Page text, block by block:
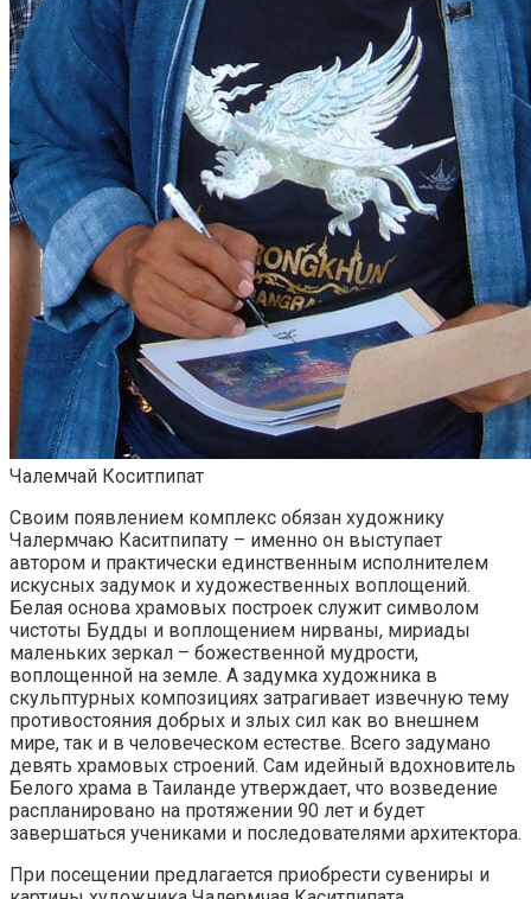
Чалемчай Коситпипат
Своим появлением комплекс обязан художнику
Чалермчаю Каситпипату – именно он выступает
автором и практически единственным исполнителем
искусных задумок и художественных воплощений.
Белая основа храмовых построек служит символом
чистоты Будды и воплощением нирваны, мириады
маленьких зеркал – божественной мудрости,
воплощенной на земле. А задумка художника в
скульптурных композициях затрагивает извечную тему
противостояния добрых и злых сил как во внешнем
мире, так и в человеческом естестве. Всего задумано
девять храмовых строений. Сам идейный вдохновитель
Белого храма в Таиланде утверждает, что возведение
распланировано на протяжении 90 лет и будет
завершаться учениками и последователями архитектора.
При посещении предлагается приобрести сувениры и